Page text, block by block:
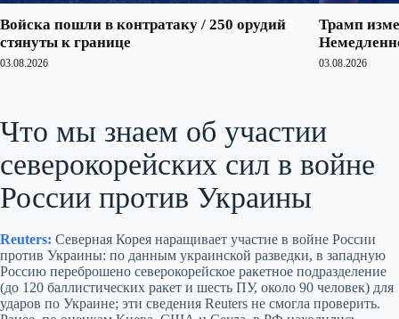
Войска пошли в контратаку / 250 орудий
стянуты к границе
03.08.2026
Трамп
03.08.2026
Что мы знаем об участии
северокорейских сил в войне
России против Украины
Reuters: Северная Корея наращивает участие в войне России
против Украины: по данным украинской разведки, в западную
Россию переброшено северокорейское ракетное подразделение
(до 120 баллистических ракет и шесть ПУ, около 90 человек) для
ударов по Украине; эти сведения Reuters не смогла проверить.